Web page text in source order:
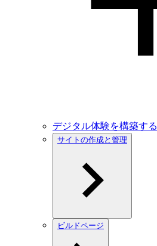
デジタル体験を構築する
サイトの作成と管理
ビルドページ